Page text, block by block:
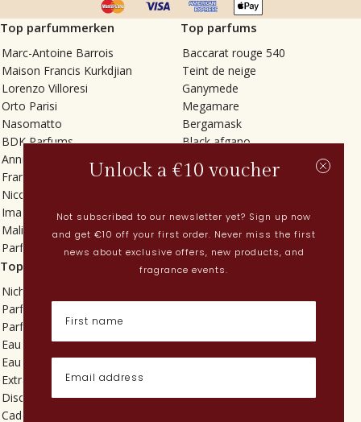
Top parfummerken
Marc-Antoine Barrois
Maison Francis Kurkdjian
Lorenzo Villoresi
Orto Parisi
Nasomatto
BDK Parfums
Annindriya
Francesca Bianchi
Nicolaï
Imaginary Authors
Malin + Goetz
Parfums MDCI
Top parfums
Baccarat rouge 540
Teint de neige
Ganymede
Megamare
Bergamask
Black afgano
Tilia
Vetiver Rain
In Love with Everything
Sticky Fingers
Top categorieën
Niche parfums
Parfums voor dames
Parfums voor heren
Eau de toilette
Eau de parfum
Extrait de parfum
Discovery sets
Cadeaus
Actueel
Perfume Finder
Wat is oudh?
Poederige parfums
Unlock a €10 voucher
Not subscribed to our newsletter yet? Sign up now
and get €10 off your first order. Never miss the first
news about exclusive offers, new products, and
fragrance events.